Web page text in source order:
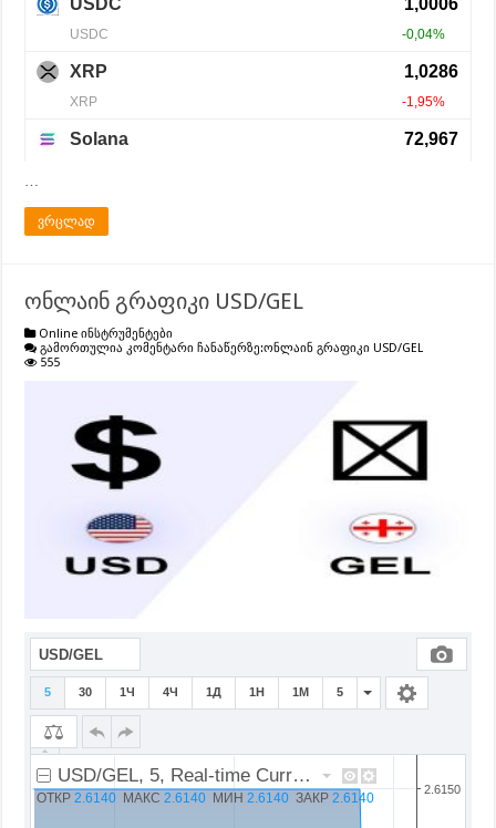
ვრცლად
ონლაინ გრაფიკი USD/GEL
Online ინსტრუმენტები
გამორთულია კომენტარი ჩანაწერზე:ონლაინ გრაფიკი USD/GEL
555